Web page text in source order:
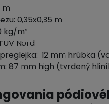
m
0,35x0,35 m
kg/m²
Nord
12 mm hrúbka
87 mm high (tvrdený